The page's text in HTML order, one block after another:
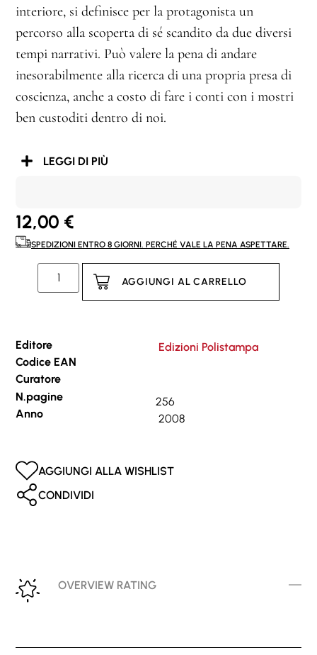
interiore, si definisce per la protagonista un
percorso alla scoperta di sé scandito da due diversi
tempi narrativi. Può valere la pena di andare
inesorabilmente alla ricerca di una propria presa di
coscienza, anche a costo di fare i conti con i mostri
ben custoditi dentro di noi.
LEGGI DI PIÙ
12,00 €
SPEDIZIONI ENTRO 8 GIORNI. PERCHÉ VALE LA PENA ASPETTARE.
AGGIUNGI AL CARRELLO
Editore
Edizioni Polistampa
Codice EAN
Curatore
N.pagine
256
Anno
2008
AGGIUNGI ALLA WISHLIST
CONDIVIDI
OVERVIEW RATING